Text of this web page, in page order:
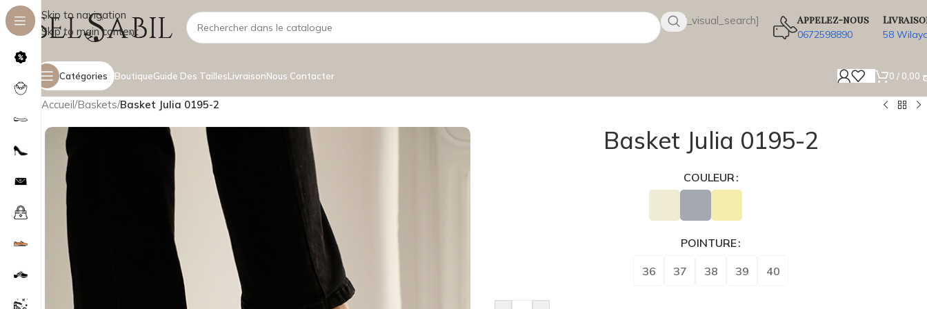
Skip to navigation
Skip to main content
[wsbi_visual_search] Appelez-nous
0672598890 58
Catégories BoutiqueGuide Des TaillesLivraisonNous Contacter 0 /
Accueil/Baskets/Basket Julia 0195-2
Basket Julia 0195-2
COULEUR
POINTURE
36 37 38 39 40